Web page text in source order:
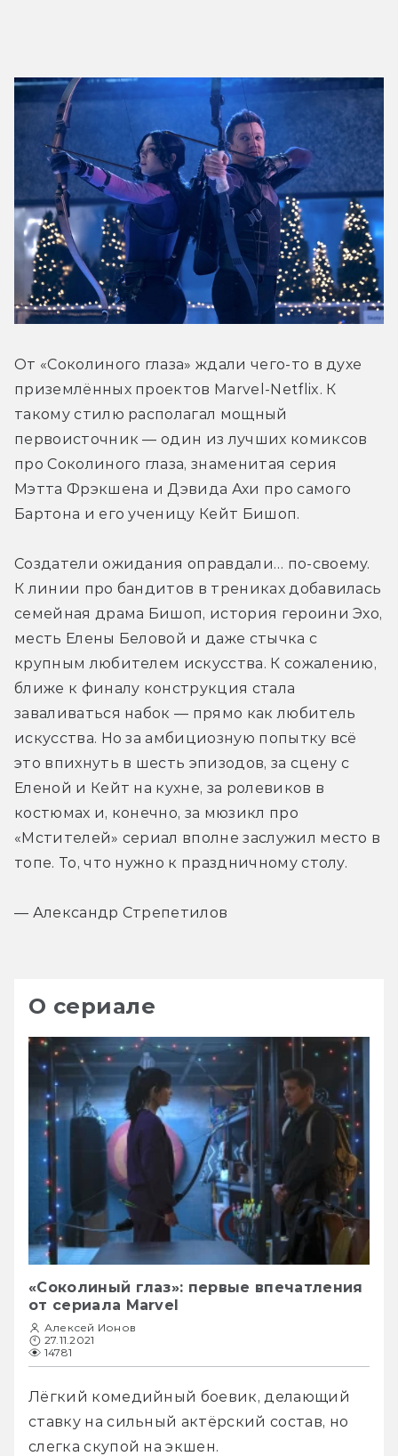
От «Соколиного глаза» ждали чего-то в духе
приземлённых проектов Marvel-Netflix. К
такому стилю располагал мощный
первоисточник — один из лучших комиксов
про Соколиного глаза, знаменитая серия
Мэтта Фрэкшена и Дэвида Ахи про самого
Бартона и его ученицу Кейт Бишоп.
Создатели ожидания оправдали… по-своему.
К линии про бандитов в трениках добавилась
семейная драма Бишоп, история героини Эхо,
месть Елены Беловой и даже стычка с
крупным любителем искусства. К сожалению,
ближе к финалу конструкция стала
заваливаться набок — прямо как любитель
искусства. Но за амбициозную попытку всё
это впихнуть в шесть эпизодов, за сцену с
Еленой и Кейт на кухне, за ролевиков в
костюмах и, конечно, за мюзикл про
«Мстителей» сериал вполне заслужил место в
топе. То, что нужно к праздничному столу.
— Александр Стрепетилов
О сериале
«Соколиный глаз»: первые впечатления
от сериала Marvel
Алексей Ионов
27.11.2021
14781
Лёгкий комедийный боевик, делающий
ставку на сильный актёрский состав, но
слегка скупой на экшен.